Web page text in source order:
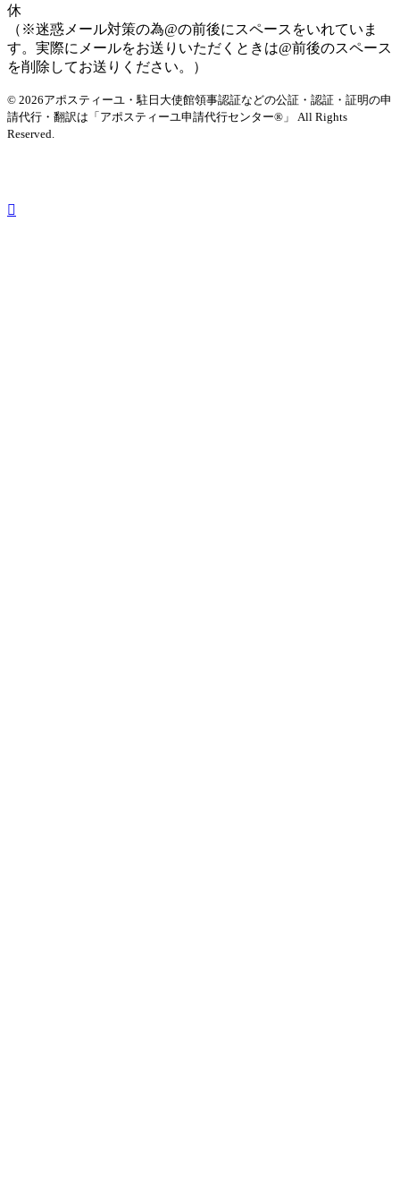
休
（※迷惑メール対策の為@の前後にスペースをいれていま
す。実際にメールをお送りいただくときは@前後のスペース
を削除してお送りください。）
© 2026アポスティーユ・駐日大使館領事認証などの公証・認証・証明の申
請代行・翻訳は「アポスティーユ申請代行センター®」 All Rights
Reserved.